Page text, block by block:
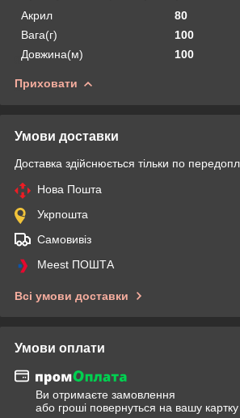
Акрил
80
Вага(г)
100
Довжина(м)
100
Приховати
Умови доставки
Доставка здійснюється тільки по
Нова Пошта
Укрпошта
Самовивіз
Meest ПОШТА
Всі умови доставки
Умови оплати
Ви отримаєте замовлення
або гроші повернуться на вашу картку